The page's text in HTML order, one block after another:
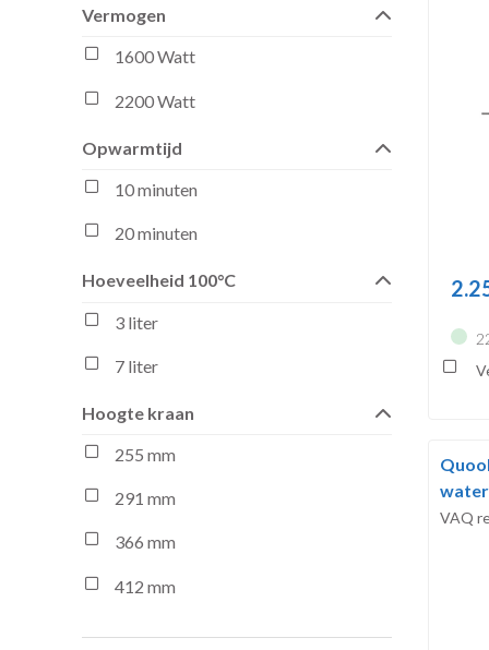
VAQ
Vermogen
1600 Watt
2200 Watt
Opwarmtijd
10 minuten
20 minuten
Hoeveelheid 100°C
3 liter
7 liter
Hoogte kraan
255 mm
291 mm
366 mm
412 mm